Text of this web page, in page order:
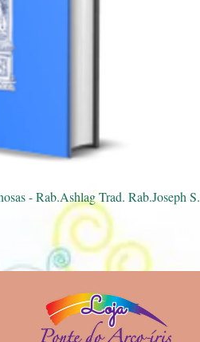
- Rab.Ashlag Trad. Rab.Joseph S.
Loja